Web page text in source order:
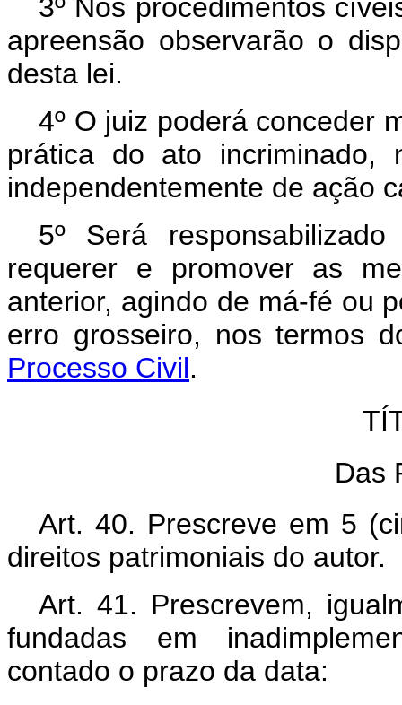
3º Nos procedimentos
apreensão observarão o
desta lei.
4º O juiz poderá conceder
prática do ato
independentemente de ação
5º Será
requerer e promover as
anterior, agindo de má-fé ou
erro grosseiro, nos termos
Processo Civil.
Das
Art. 40. Prescreve em 5
direitos patrimoniais do autor.
Art. 41. Prescrevem,
fundadas em
contado o prazo da data: